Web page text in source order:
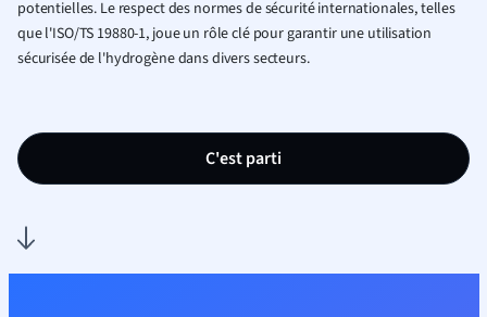
potentielles. Le respect des normes de sécurité internationales, telles
que l'ISO/TS 19880-1, joue un rôle clé pour garantir une utilisation
sécurisée de l'hydrogène dans divers secteurs.
C'est parti